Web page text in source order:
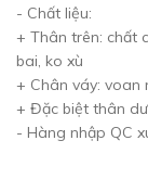
- Chất liệu:
+ Thân trên: chất
bai, ko xù
+ Chân váy: voan
+ Đặc biệt thân
- Hàng nhập QC